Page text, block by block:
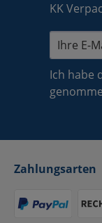
KK
Ich habe
Zahlungsarten